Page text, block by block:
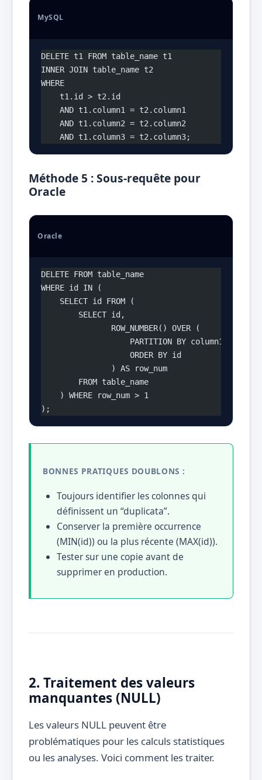
MySQL
DELETE t1 FROM table_name t1
INNER JOIN table_name t2
WHERE
    t1.id > t2.id
    AND t1.column1 = t2.column1
    AND t1.column2 = t2.column2
    AND t1.column3 = t2.column3;
Méthode 5 : Sous-requête pour
Oracle
Oracle
DELETE FROM table_name
WHERE id IN (
    SELECT id FROM (
        SELECT id,
               ROW_NUMBER() OVER (
PARTITION BY column1,
                   ORDER BY id
               ) AS row_num
        FROM table_name
    ) WHERE row_num > 1
);
BONNES PRATIQUES DOUBLONS :
Toujours identifier les colonnes qui
définissent un “duplicata”.
Conserver la première occurrence
(MIN(id)) ou la plus récente (MAX(id)).
Tester sur une copie avant de
supprimer en production.
2. Traitement des valeurs
manquantes (NULL)
Les valeurs NULL peuvent être
problématiques pour les calculs statistiques
ou les analyses. Voici comment les traiter.